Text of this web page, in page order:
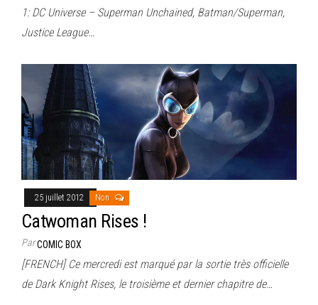
1: DC Universe – Superman Unchained, Batman/Superman,
Justice League…
25 juillet 2012 Non
Catwoman Rises !
ParCOMIC BOX
[FRENCH] Ce mercredi est marqué par la sortie très officielle
de Dark Knight Rises, le troisième et dernier chapitre de…